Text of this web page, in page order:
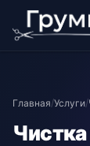
Главная/Услуги/